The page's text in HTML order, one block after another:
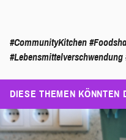
#CommunityKitchen
#Lebensmittelverschwendung
DIESE THEMEN KÖNNTEN